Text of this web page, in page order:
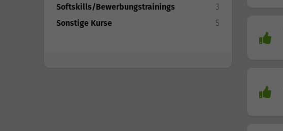
Softskills/Bewerbungstrainings
3
Sonstige Kurse
5